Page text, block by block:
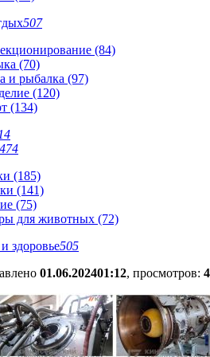
507
(84)
(70)
и рыбалка (97)
(120)
(134)
474
(185)
(141)
(75)
для животных (72)
здоровье505
01.06.202401:12, просмотров: